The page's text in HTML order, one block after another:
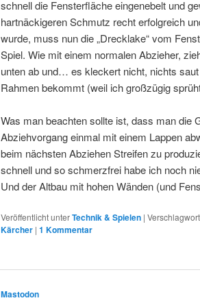
schnell die Fensterfläche eingenebelt und
hartnäckigeren Schmutz recht erfolgreich
wurde, muss nun die „Drecklake“ vom
Spiel. Wie mit einem normalen Abzieher,
unten ab und… es kleckert nicht, nichts
Rahmen bekommt (weil ich großzügig
Was man beachten sollte ist, dass man die
Abziehvorgang einmal mit einem Lappen
beim nächsten Abziehen Streifen zu
schnell und so schmerzfrei habe ich noch
Und der Altbau mit hohen Wänden (und
Veröffentlicht unterTechnik & Spielen |
Kärcher | 1 Kommentar
Mastodon